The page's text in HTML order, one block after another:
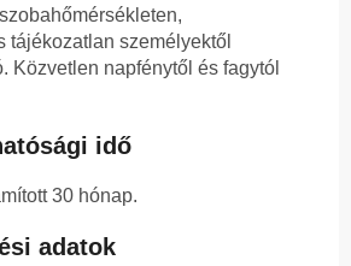
tájékozatlan személyektől
Közvetlen napfénytől és fagytól
idő
30 hónap.
adatok